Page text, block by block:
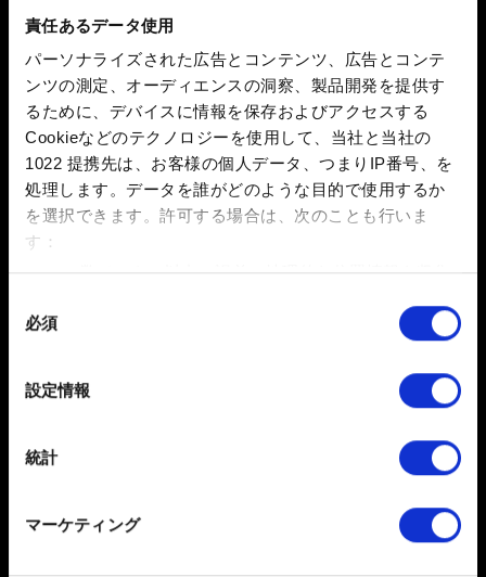
責任あるデータ使用
パーソナライズされた広告とコンテンツ、広告とコンテ
ンツの測定、オーディエンスの洞察、製品開発を提供す
るために、デバイスに情報を保存およびアクセスする
Cookieなどのテクノロジーを使用して、当社と当社の
1022 提携先は、お客様の個人データ、つまりIP番号、を
処理します。データを誰がどのような目的で使用するか
を選択できます。 許可する場合は、次のことも行いま
す：
数メートル以内の誤差の地理的な位置情報を収集
特定の特性（フィンガープリント）を積極的にス
詳細セクション
で個人データの処理方法と設定を行って
ください。「Cookie宣言」からいつでも同意を変更また
だくために必要なものです。その他のCookieは、ウェブ
サイトの品質向上のために、オプションとして技術的お
必須
設定情報
統計
マーケティング
す。
画面の指示に従って、ゲームをCD PROJEKT REDア
カウントに接続します。
接続すると、デフォルトでクロスプログレッションが
有効になります。「設定」 → 「ゲームプレイ」 → 「 ク
ロスセーブを有効化 」でオン/オフを切り替えることもで
きます。
ラウドアイコンが表示されます。
ーパンク2077』を起動し、「
」を選択しま
す。
手順#3に従って、ゲームを同じCD PROJEKT REDア
カウントに接続します。
」メニュ
ーから利用できるようになります。